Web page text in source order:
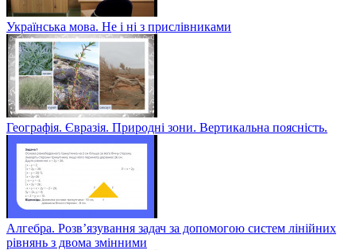
Українська мова. Не і ні з прислівниками
Географія. Євразія. Природні зони. Вертикальна поясність.
Алгебра. Розв’язування задач за допомогою систем лінійних
рівнянь з двома змінними